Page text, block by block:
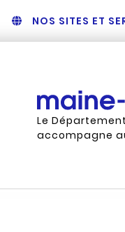
NOS SITES ET
Le
accompagne